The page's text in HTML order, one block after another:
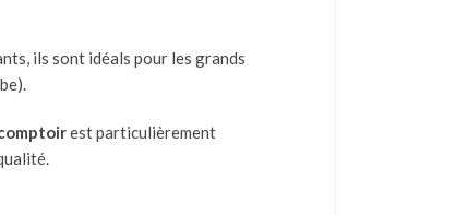
ils sont idéals pour les grands
est particulièrement